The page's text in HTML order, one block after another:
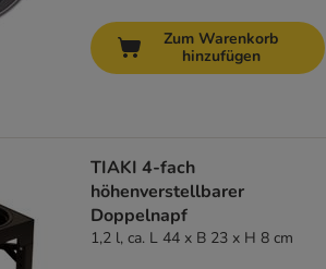
Zum Warenkorb
hinzufügen
TIAKI 4-fach
höhenverstellbarer
Doppelnapf
1,2 l, ca. L 44 x B 23 x H 8 cm